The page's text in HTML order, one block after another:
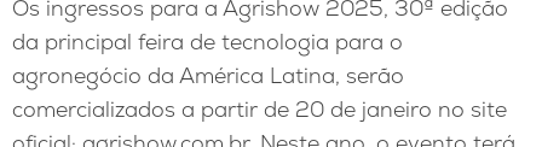
Os ingressos para a Agrishow 2025, 30ª edição
da principal feira de tecnologia para o
agronegócio da América Latina, serão
comercializados a partir de 20 de janeiro no site